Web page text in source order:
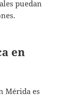
puedan
en
Mérida es